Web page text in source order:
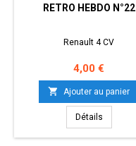
RETRO HEBDO N°22
Renault 4 CV
Prix
4,00 €
 Ajouter au panier
Détails